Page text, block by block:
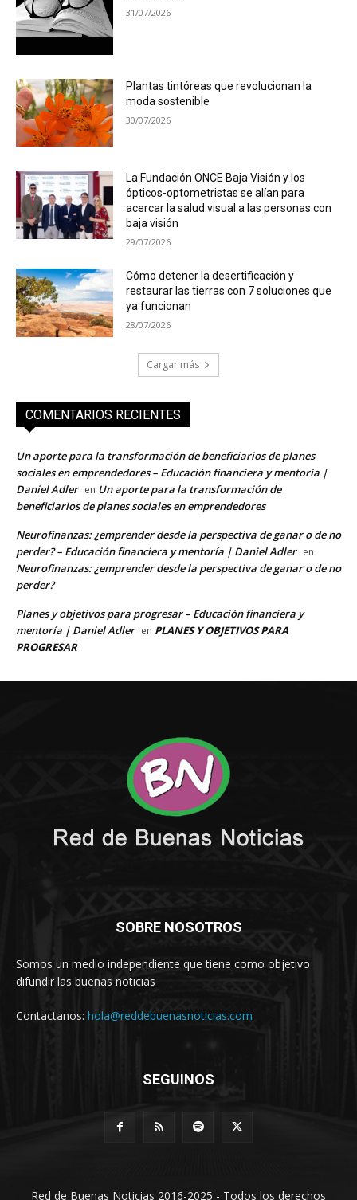
SOBRE NOSOTROS
Somos un medio independiente que tiene como objetivo
difundir las buenas noticias
Contactanos: hola@reddebuenasnoticias.com
SEGUINOS
Red de Buenas Noticias 2016-2025 - Todos los derechos